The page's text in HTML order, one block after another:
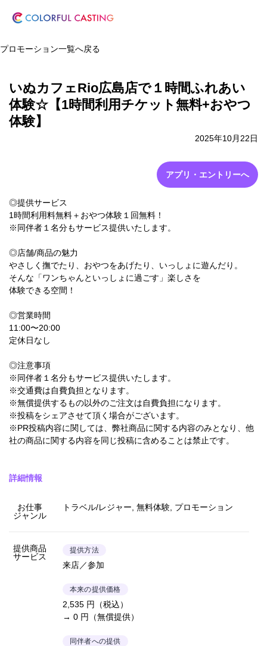
プロモーション一覧へ戻る
いぬカフェRio広島店で１時間ふれあい
体験☆【1時間利用チケット無料+おやつ
体験】
2025年10月22日
アプリ・エントリーへ
◎提供サービス
1時間利用料無料＋おやつ体験１回無料！
※同伴者１名分もサービス提供いたします。
◎店舗/商品の魅力
やさしく撫でたり、おやつをあげたり、いっしょに遊んだり。
そんな「ワンちゃんといっしょに過ごす」楽しさを
体験できる空間！
◎営業時間
11:00〜20:00
定休日なし
◎注意事項
※同伴者１名分もサービス提供いたします。
※交通費は自費負担となります。
※無償提供するもの以外のご注文は自費負担になります。
※投稿をシェアさせて頂く場合がございます。
※PR投稿内容に関しては、弊社商品に関する内容のみとなり、他
社の商品に関する内容を同じ投稿に含めることは禁止です。
詳細情報
お仕事
ジャンル
トラベル/レジャー, 無料体験, プロモーション
提供商品
サービス
提供方法
来店／参加
本来の提供価格
2,535 円（税込）
→ 0 円（無償提供）
同伴者への提供